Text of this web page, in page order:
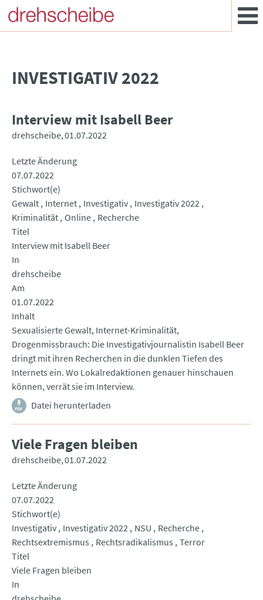
INVESTIGATIV 2022
Interview mit Isabell Beer
drehscheibe 01.07.2022
Letzte Änderung
07.07.2022
Stichwort(e)
Gewalt Internet Investigativ Investigativ 2022
Kriminalität Online Recherche
Titel
Interview mit Isabell Beer
In
drehscheibe
Am
01.07.2022
Inhalt
Sexualisierte Gewalt, Internet-Kriminalität,
Drogenmissbrauch: Die Investigativjournalistin Isabell Beer
dringt mit ihren Recherchen in die dunklen Tiefen des
Internets ein. Wo Lokalredaktionen genauer hinschauen
können, verrät sie im Interview.
Datei herunterladen
Viele Fragen bleiben
drehscheibe 01.07.2022
Letzte Änderung
07.07.2022
Stichwort(e)
Investigativ Investigativ 2022 NSU
Recherche
Rechtsextremismus
Rechtsradikalismus Terror
Titel
Viele Fragen bleiben
In